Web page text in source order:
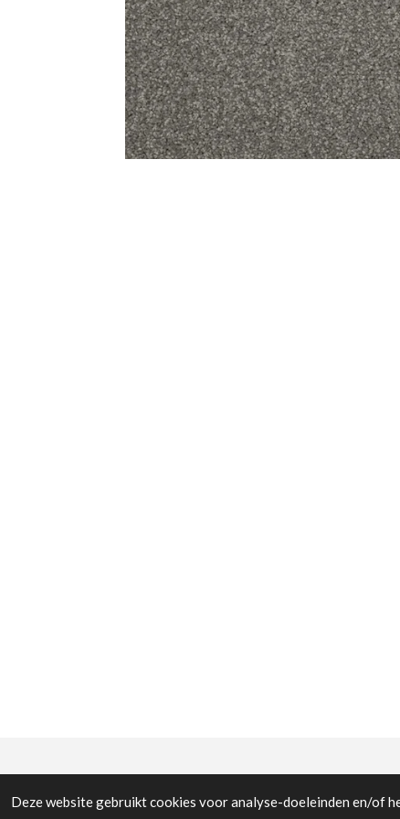
Deze website gebruikt cookies voor analyse-doeleinden en/of